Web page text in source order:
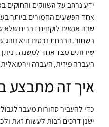
ידע נרחב על השווקים והחוקים
אחד הפשעים החמורים ביותר
שבה אנשים לוקחים דברים שלא
השחור. הברחת נכסים היא נוהג
שירותים מצד אחד למשנהו.
העברה פיזית, העברה
איך זה מתבצע
כדי להעביר סחורות מעבר
ישנן דרכים רבות לעשות זאת